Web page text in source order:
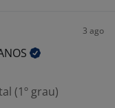
3 ago
(1º grau)